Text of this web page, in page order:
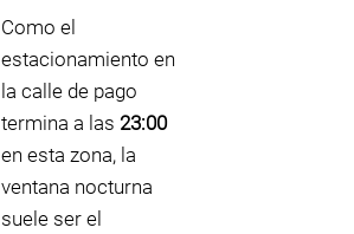
Como el
estacionamiento en
la calle de pago
termina a las 23:00
en esta zona, la
ventana nocturna
suele ser el